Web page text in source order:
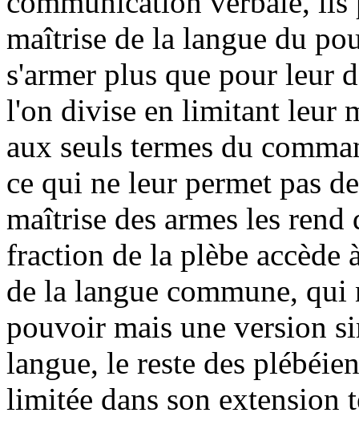
maîtrise de la langue du
s'armer plus que pour leur
l'on divise en limitant leur
aux seuls termes du
ce qui ne leur permet pas
maîtrise des armes les
fraction de la plèbe accède
de la langue commune,
pouvoir mais une version
langue, le reste des
limitée dans son extension